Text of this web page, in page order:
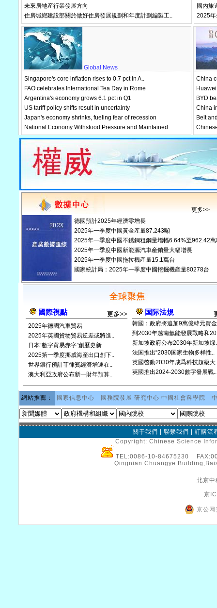
未來房地産行業發展方向
住房城鄉建設部關於做好住房發展規劃和年度計劃編製工..
國內旅
2025年
Global News
Singapore's core inflation rises to 0.7 pct in A..
FAO celebrates International Tea Day in Rome
Argentina's economy grows 6.1 pct in Q1
US tariff policy shifts result in uncertainty
Japan's economy shrinks, fueling fear of recession
National Economy Withstood Pressure and Maintained
China
BYD
China
Belt
更多>>
德國預計2025年經濟零增長
2025年一季度中國黃金産量87.243噸
2025年一季度中國不銹鋼粗鋼量增幅6.64%至962.42萬
2025年一季度中國新能源汽車産銷量大幅增長
2025年一季度中國拖拉機産量15.1萬台
國家統計局：2025年一季度中國挖掘機産量80278台
國際視點 更多>>
2025年德國汽車貿易
2025年英國貨物貿易逆差或將進..
日本“數字貿易赤字”創歷史新..
2025第一季度挪威海産出口創下..
世界銀行預計菲律賓經濟增速在..
澳大利亞政府公布新一財年預算..
国际法規
韓國：政府將追加9萬億韓元資
到2030年越南氫能發展戰略和
新加坡政府公布2030年新加坡绿
法国推出“2030国家生物多样性..
英國啓動2030年成爲科技超級大
英國推出2024-2030數字發展戰..
網站推薦： 國家信息中心 國務院發展 研究中心 中國社會科學院
關于我們 聯繫我們
訂購流
Copyright: Chinese Science
TEL:0086-10-84675230
Qingnian Chuangye
北京中
京
京公